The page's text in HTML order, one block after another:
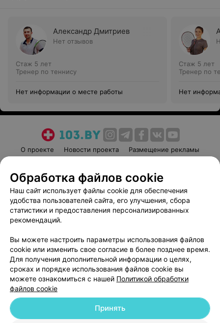
Александр Дмитриев
Нет отзывов
Стаж 5 лет
Тренер по теннису
Нет информации о месте работы
Стаж 5 лет
Тренер по
Нет
О проекте Новости проекта
Размещение рекламы
Пользовательское соглашение
Способы оплаты
Вакансии
Партнеры
Написать руководителю 103.by
Обработка персональных данных
© 2026 ООО «Артокс Лаб», УНП 191700409
| 220012, Республика Беларусь,
Обработка файлов cookie
Наш сайт использует файлы cookie для обеспечения
удобства пользователей сайта, его улучшения, сбора
статистики и предоставления персонализированных
рекомендаций.
Вы можете настроить параметры использования файлов
cookie или изменить свое согласие в более позднее время.
Для получения дополнительной информации о целях,
сроках и порядке использования файлов cookie вы
можете ознакомиться с нашей Политикой обработки
файлов cookie
Принять